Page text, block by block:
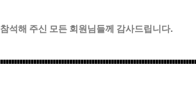
참석해 주신 모든 회원님들께 감사드립니다.